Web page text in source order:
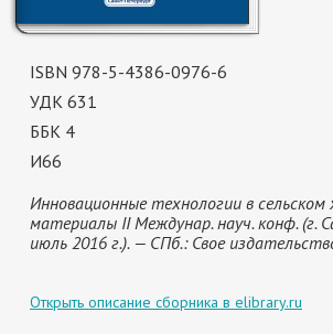
ISBN 978-5-4386-0976-6
УДК 631
ББК 4
И66
Инновационные технологии в сельском
материалы II Междунар. науч. конф. (г.
июль 2016 г.). — СПб.: Свое
Открыть описание сборника в elibrary.ru